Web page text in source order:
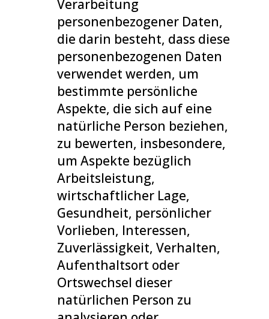
Verarbeitung
personenbezogener Daten,
die darin besteht, dass diese
personenbezogenen Daten
verwendet werden, um
bestimmte persönliche
Aspekte, die sich auf eine
natürliche Person beziehen,
zu bewerten, insbesondere,
um Aspekte bezüglich
Arbeitsleistung,
wirtschaftlicher Lage,
Gesundheit, persönlicher
Vorlieben, Interessen,
Zuverlässigkeit, Verhalten,
Aufenthaltsort oder
Ortswechsel dieser
natürlichen Person zu